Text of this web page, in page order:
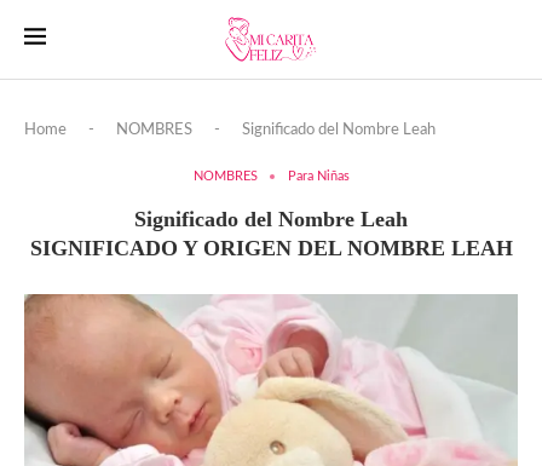
Home - NOMBRES - Significado del Nombre Leah
NOMBRES Para Niñas
Significado del Nombre Leah
SIGNIFICADO Y ORIGEN DEL NOMBRE LEAH